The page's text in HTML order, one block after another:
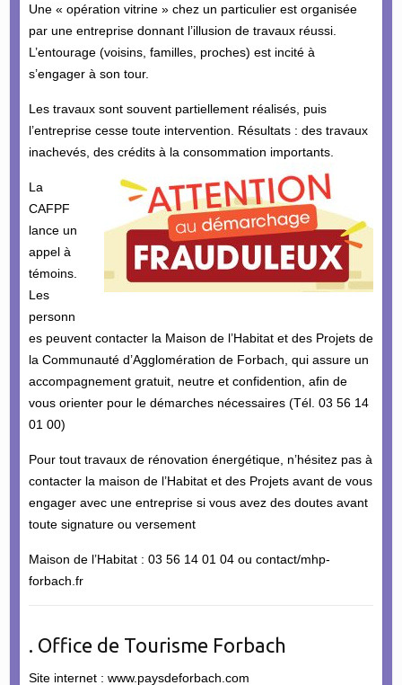
Une « opération vitrine » chez un particulier est organisée
par une entreprise donnant l’illusion de travaux réussi.
L’entourage (voisins, familles, proches) est incité à
s’engager à son tour.
Les travaux sont souvent partiellement réalisés, puis
l’entreprise cesse toute intervention. Résultats : des travaux
inachevés, des crédits à la consommation importants.
La
CAFPF
lance un
appel à
témoins.
Les
personn
es peuvent contacter la Maison de l’Habitat et des Projets de
la Communauté d’Agglomération de Forbach, qui assure un
accompagnement gratuit, neutre et confidention, afin de
vous orienter pour le démarches nécessaires (Tél. 03 56 14
01 00)
Pour tout travaux de rénovation énergétique, n’hésitez pas à
contacter la maison de l’Habitat et des Projets avant de vous
engager avec une entreprise si vous avez des doutes avant
toute signature ou versement
Maison de l’Habitat : 03 56 14 01 04 ou contact/mhp-
forbach.fr
. Office de Tourisme Forbach
Site internet : www.paysdeforbach.com